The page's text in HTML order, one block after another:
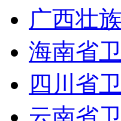
广西壮
海南省
四川省